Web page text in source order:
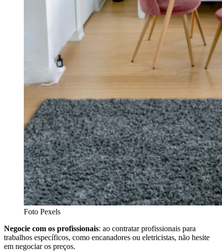
Foto Pexels
Negocie com os profissionais: ao contratar profissionais para
trabalhos específicos, como encanadores ou eletricistas, não hesite
em negociar os preços.